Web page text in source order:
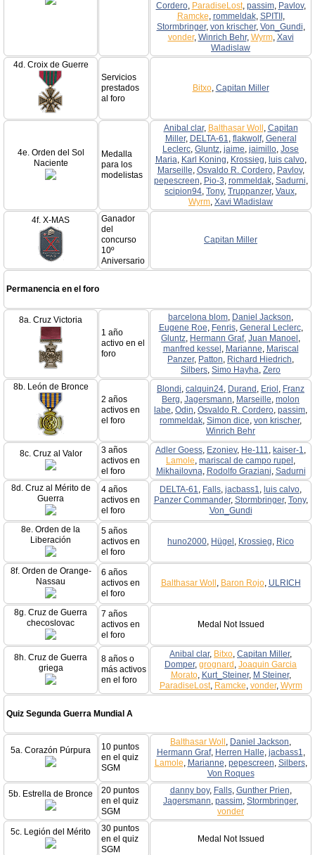
Cordero, ParadiseLost, passim, Pavlov,
Ramcke, rommeldak, SPITII ,
Stormbringer, von krischer, Von_Gundi,
vonder, Winrich Behr, Wyrm, Xavi
Wladislaw
4d. Croix de Guerre
Servicios
prestados
al foro
Bitxo, Capitan Miller
4e. Orden del Sol
Naciente
Medalla
para los
modelistas
Anibal clar, Balthasar Woll , Capitan
Miller, DELTA-61, flakwolf, General
Leclerc, Gluntz, jaime, jaimillo, Jose
Maria, Karl Koning, Krossieg, luis calvo,
Marseille, Osvaldo R. Cordero, Pavlov,
pepescreen, Pio-3, rommeldak, Sadurni,
scipion94, Tony, Truppanzer, Vaux,
Wyrm, Xavi Wladislaw
4f. X-MAS
Ganador
del
concurso
10º
Aniversario
Capitan Miller
Permanencia en el foro
8a. Cruz Victoria
1 año
activo en el
foro
barcelona blom, Daniel Jackson,
Eugene Roe, Fenris, General Leclerc,
Gluntz, Hermann Graf, Juan Manoel ,
manfred kessel , Marianne, Mariscal
Panzer, Patton, Richard Hiedrich,
Silbers, Simo Hayha, Zero
8b. León de Bronce
2 años
activos en
el foro
Blondi, calquin24, Durand , Eriol , Franz
Berg, Jagersmann, Marseille, molon
labe, Odin, Osvaldo R. Cordero, passim,
rommeldak, Simon dice, von krischer,
Winrich Behr
8c. Cruz al Valor
3 años
activos en
el foro
Adler Goess, Ezoniev, He-111, kaiser-1,
Lamole, mariscal de campo rupel ,
Mikhailovna, Rodolfo Graziani, Sadurni
8d. Cruz al Mérito de
Guerra
4 años
activos en
el foro
DELTA-61, Falls, jacbass1, luis calvo,
Panzer Commander, Stormbringer, Tony,
Von_Gundi
8e. Orden de la
Liberación
5 años
activos en
el foro
huno2000, Hügel , Krossieg, Rico
8f. Orden de Orange-
Nassau
6 años
activos en
el foro
Balthasar Woll , Baron Rojo, ULRICH
8g. Cruz de Guerra
checoslovac
7 años
activos en
el foro
Medal Not Issued
8h. Cruz de Guerra
griega
8 años o
más activos
en el foro
Anibal clar, Bitxo, Capitan Miller,
Domper, grognard , Joaquin Garcia
Morato, Kurt_Steiner, M Steiner,
ParadiseLost, Ramcke, vonder, Wyrm
Quiz Segunda Guerra Mundial A
5a. Corazón Púrpura
10 puntos
en el quiz
SGM
Balthasar Woll , Daniel Jackson,
Hermann Graf, Herren Halle, jacbass1,
Lamole, Marianne, pepescreen, Silbers,
Von Roques
5b. Estrella de Bronce
20 puntos
en el quiz
SGM
danny boy, Falls, Gunther Prien,
Jagersmann, passim, Stormbringer,
vonder
5c. Legión del Mérito
30 puntos
en el quiz
SGM
Medal Not Issued